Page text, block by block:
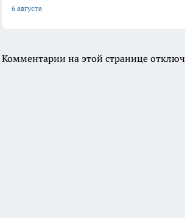
6 августа
Комментарии на этой странице